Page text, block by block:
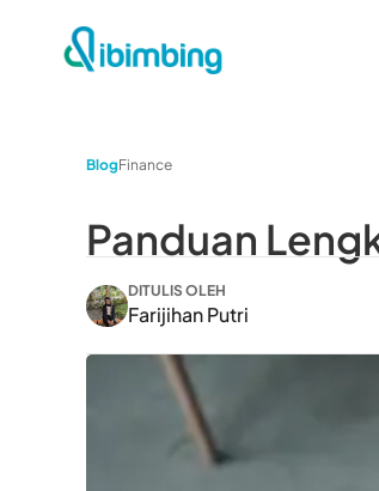
BlogFinance
Panduan
DITULIS OLEH
Farijihan Putri